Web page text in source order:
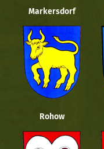
Markersdorf
Rohow